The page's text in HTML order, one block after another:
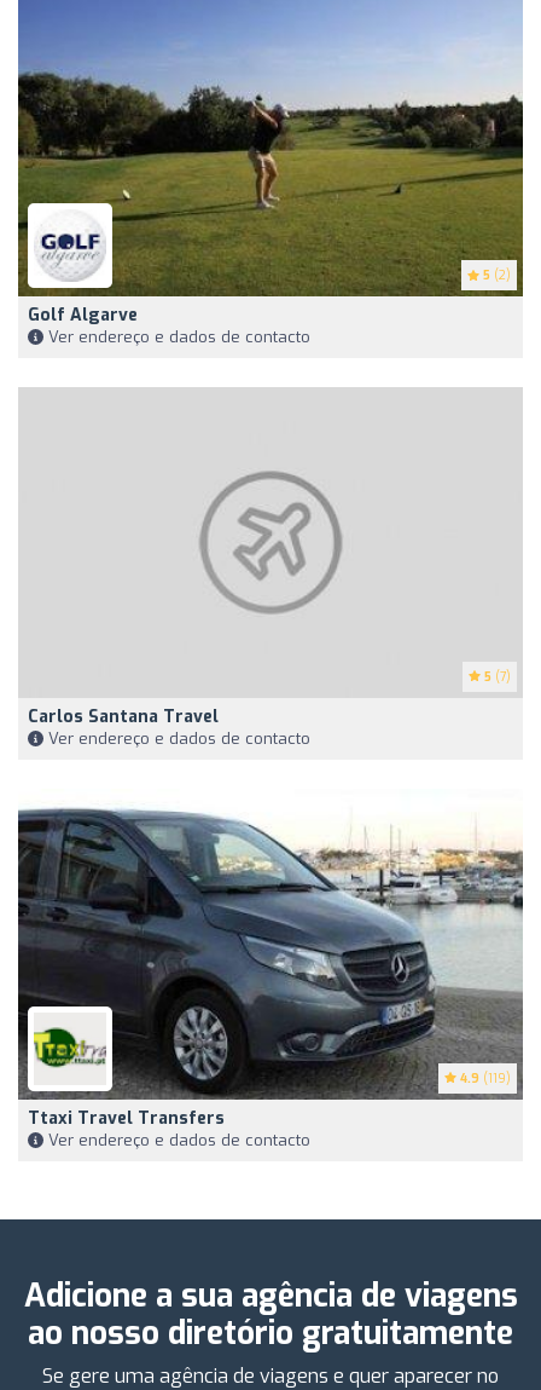
5 (2)
Golf Algarve
Ver endereço e dados de contacto
5 (7)
Carlos Santana Travel
Ver endereço e dados de contacto
4.9 (119)
Ttaxi Travel Transfers
Ver endereço e dados de contacto
Adicione a sua agência de viagens
ao nosso diretório gratuitamente
Se gere uma agência de viagens e quer aparecer no